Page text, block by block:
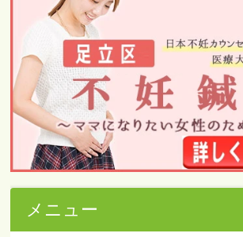
メニュー